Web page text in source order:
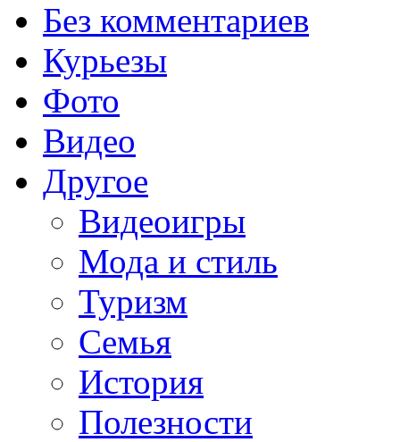
Без комментариев
Курьезы
Фото
Видео
Другое
Видеоигры
Мода и стиль
Туризм
Семья
История
Полезности